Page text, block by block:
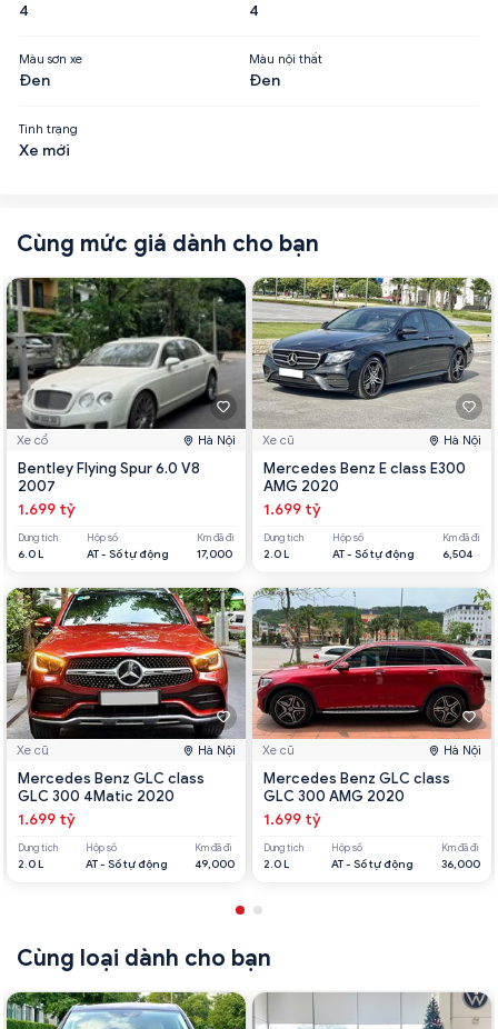
4 4
Màu sơn xe
Đen
Màu nội thất
Đen
Tình trạng
Xe mới
Cùng mức giá dành cho bạn
Xe cổ Hà Nội
Bentley Flying Spur 6.0 V8
2007
1.699 tỷ
Dung tích
6.0 L
Hộp số
AT - Số tự động
Km đã đi
17,000
Xe cũ Hà Nội
Mercedes Benz GLC class
GLC 300 4Matic 2020
1.699 tỷ
Dung tích
2.0 L
Hộp số
AT - Số tự động
Km đã đi
49,000
Xe cũ Hà Nội
Mercedes Benz E class E300
AMG 2020
1.699 tỷ
Dung tích
2.0 L
Hộp số
AT - Số tự động
Km đã đi
6,504
Xe cũ Hà Nội
Mercedes Benz GLC class
GLC 300 AMG 2020
1.699 tỷ
Dung tích
2.0 L
Hộp số
AT - Số tự động
Km đã đi
36,000
Cùng loại dành cho bạn